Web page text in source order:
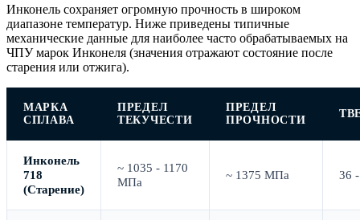
Инконель сохраняет огромную прочность в широком
диапазоне температур. Ниже приведены типичные
механические данные для наиболее часто обрабатываемых на
ЧПУ марок Инконеля (значения отражают состояние после
старения или отжига).
МАРКА
СПЛАВА
ПРЕДЕЛ
ТЕКУЧЕСТИ
ПРЕДЕЛ
ПРОЧНОСТИ
Инконель
718
(Старение)
~ 1035 - 1170
МПа
~ 1375 МПа 36